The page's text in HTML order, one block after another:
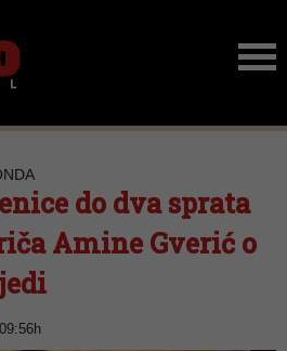
do dva sprata
Amine Gverić o